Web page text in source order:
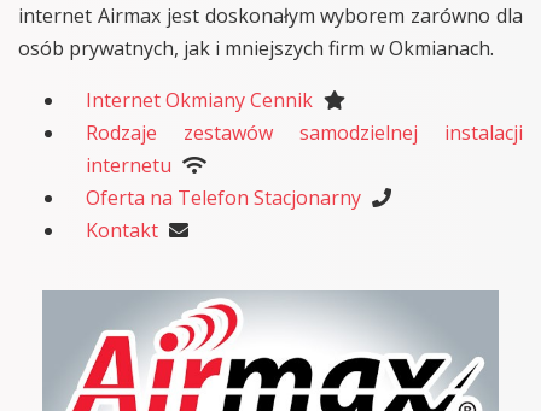
internet Airmax jest doskonałym wyborem zarówno dla
osób prywatnych, jak i mniejszych firm w Okmianach.
Internet Okmiany Cennik
Rodzaje zestawów samodzielnej instalacji
internetu
Oferta na Telefon Stacjonarny
Kontakt